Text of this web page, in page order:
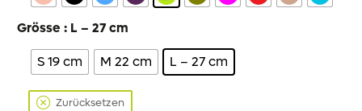
Grösse : L – 27 cm
S 19 cm
M 22 cm L – 27 cm
Zurücksetzen